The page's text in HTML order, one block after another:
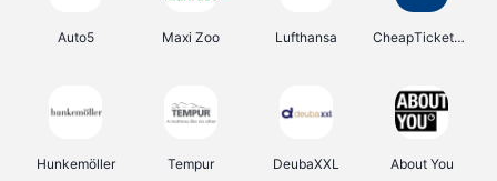
Auto5 Maxi Zoo Lufthansa CheapTickets.be
Hunkemöller Tempur DeubaXXL About You